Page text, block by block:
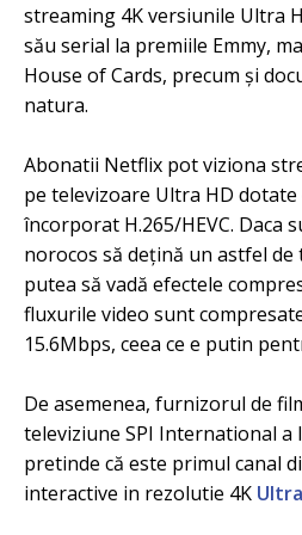
streaming 4K versiunile Ultra
său serial la premiile Emmy,
House of Cards, precum și
natura.
Abonatii Netflix pot viziona
pe televizoare Ultra HD
încorporat H.265/HEVC. Daca
norocos să dețină un astfel
putea să vadă efectele
fluxurile video sunt
15.6Mbps, ceea ce e putin
De asemenea, furnizorul de
televiziune SPI International a
pretinde că este primul canal
interactive in rezolutie 4K